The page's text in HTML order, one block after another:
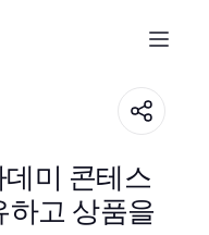
미 콘테스
하고 상품을